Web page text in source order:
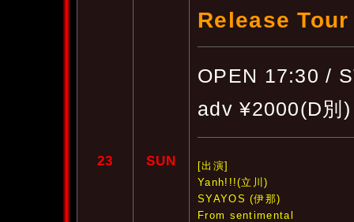
23 SUN
Release Tour
OPEN 17:30 /
adv ¥2000(D別
[出演]
Yanh!!!(立川)
SYAYOS (伊那)
From sentimental